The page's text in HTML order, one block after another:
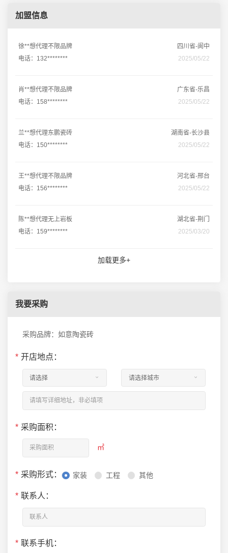
加盟信息
徐**想代理不限品牌
四川省-阆中
电话：132********
2025/05/22
肖**想代理不限品牌
广东省-乐昌
电话：158********
2025/05/22
兰**想代理东鹏瓷砖
湖南省-长沙县
电话：150********
2025/05/22
王**想代理不限品牌
河北省-邢台
电话：156********
2025/05/22
陈**想代理无上岩板
湖北省-荆门
电话：159********
2025/03/20
加载更多+
我要采购
采购品牌：如意陶瓷砖
* 开店地点：
* 采购面积：
㎡
* 采购形式： 家装 工程 其他
* 联系人：
* 联系手机：